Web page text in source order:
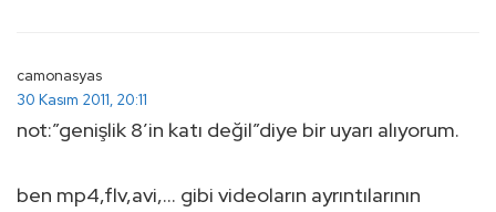
camonasyas
30 Kasım 2011, 20:11
not:”genişlik 8’in katı değil”diye bir uyarı alıyorum.
ben mp4,flv,avi,… gibi videoların ayrıntılarının